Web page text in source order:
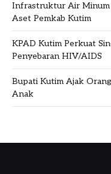
Infrastruktur Air Minum
Aset Pemkab Kutim
KPAD Kutim Perkuat
Penyebaran HIV/AIDS
Bupati Kutim Ajak
Anak